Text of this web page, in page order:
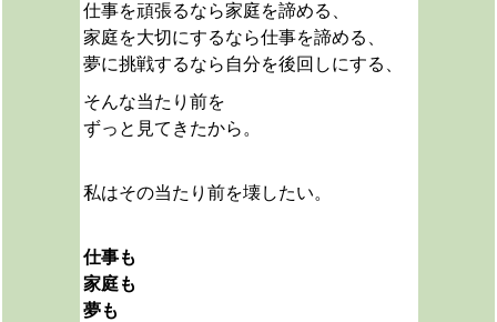
仕事を頑張るなら家庭を諦める、
家庭を大切にするなら仕事を諦める、
夢に挑戦するなら自分を後回しにする、
そんな当たり前を
ずっと見てきたから。
私はその当たり前を壊したい。
仕事も
家庭も
夢も